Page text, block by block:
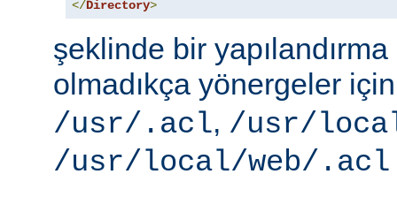
</Directory>
şeklinde bir
olmadıkça yönergeler
/usr/.acl, /usr/
/usr/local/web/.acl